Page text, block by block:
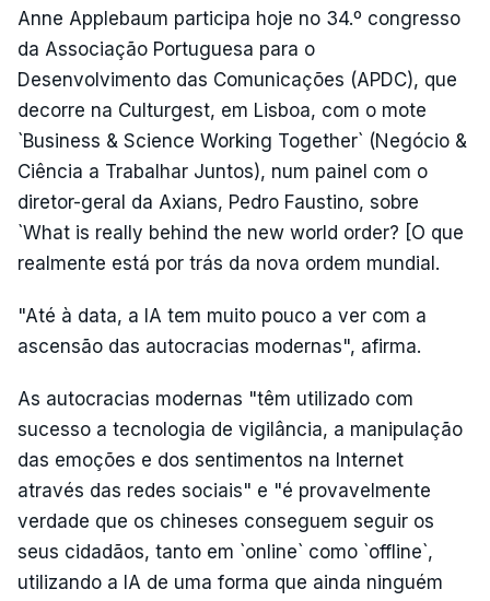
Anne Applebaum participa hoje no 34.º congresso
da Associação Portuguesa para o
Desenvolvimento das Comunicações (APDC), que
decorre na Culturgest, em Lisboa, com o mote
`Business & Science Working Together` (Negócio &
Ciência a Trabalhar Juntos), num painel com o
diretor-geral da Axians, Pedro Faustino, sobre
`What is really behind the new world order? [O que
realmente está por trás da nova ordem mundial.
"Até à data, a IA tem muito pouco a ver com a
ascensão das autocracias modernas", afirma.
As autocracias modernas "têm utilizado com
sucesso a tecnologia de vigilância, a manipulação
das emoções e dos sentimentos na Internet
através das redes sociais" e "é provavelmente
verdade que os chineses conseguem seguir os
seus cidadãos, tanto em `online` como `offline`,
utilizando a IA de uma forma que ainda ninguém